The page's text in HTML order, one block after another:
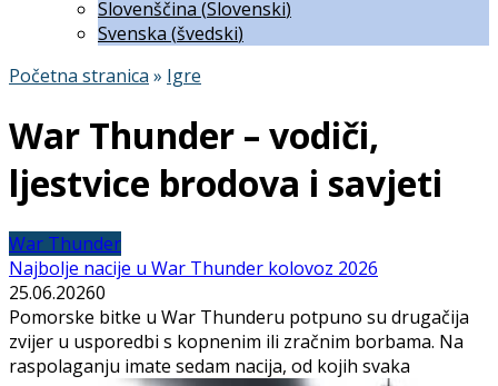
Slovenščina (Slovenski)
Svenska (švedski)
Početna stranica » Igre
War Thunder – vodiči,
ljestvice brodova i savjeti
War Thunder
Najbolje nacije u War Thunder kolovoz 2026
25.06.20260
Pomorske bitke u War Thunderu potpuno su drugačija
zvijer u usporedbi s kopnenim ili zračnim borbama. Na
raspolaganju imate sedam nacija, od kojih svaka